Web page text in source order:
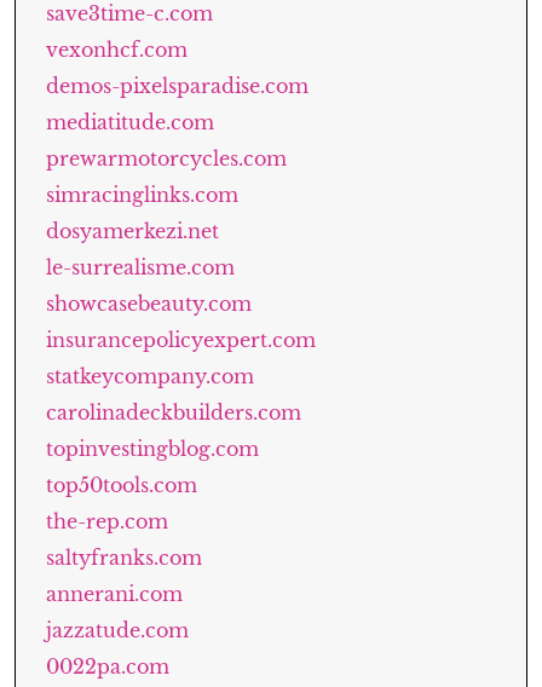
save3time-c.com
vexonhcf.com
demos-pixelsparadise.com
mediatitude.com
prewarmotorcycles.com
simracinglinks.com
dosyamerkezi.net
le-surrealisme.com
showcasebeauty.com
insurancepolicyexpert.com
statkeycompany.com
carolinadeckbuilders.com
topinvestingblog.com
top50tools.com
the-rep.com
saltyfranks.com
annerani.com
jazzatude.com
0022pa.com